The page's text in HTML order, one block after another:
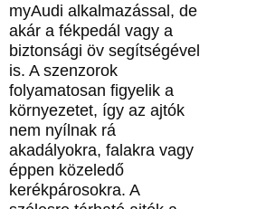
myAudi alkalmazással, de
akár a fékpedál vagy a
biztonsági öv segítségével
is. A szenzorok
folyamatosan figyelik a
környezetet, így az ajtók
nem nyílnak rá
akadályokra, falakra vagy
éppen közeledő
kerékpárosokra. A